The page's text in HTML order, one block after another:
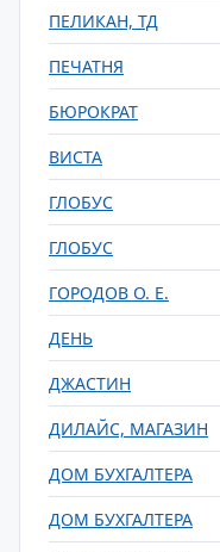
ПЕЛИКАН, ТД
ПЕЧАТНЯ
БЮРОКРАТ
ВИСТА
ГЛОБУС
ГЛОБУС
ГОРОДОВ О. Е.
ДЕНЬ
ДЖАСТИН
ДИЛАЙС, МАГАЗИН
ДОМ БУХГАЛТЕРА
ДОМ БУХГАЛТЕРА